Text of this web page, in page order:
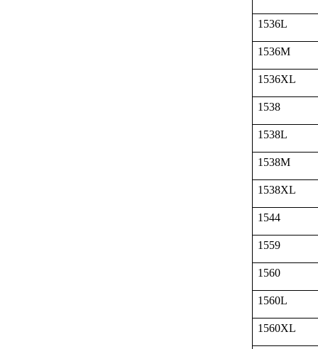
1536L
1536M
1536XL
1538
1538L
1538M
1538XL
1544
1559
1560
1560L
1560XL